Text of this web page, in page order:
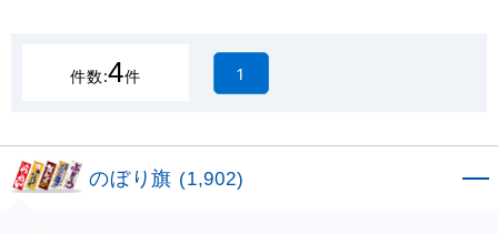
件数:4件 1
のぼり旗 (1,902)